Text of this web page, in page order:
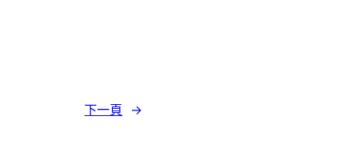
下一頁 →